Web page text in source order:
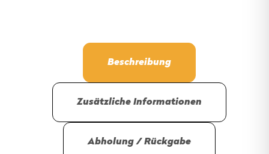
Beschreibung
Zusätzliche Informationen
Abholung / Rückgabe